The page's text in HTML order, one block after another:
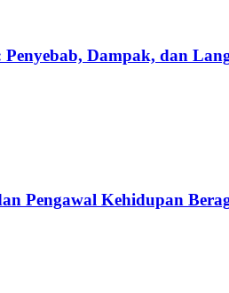
Dampak, dan
Pengawal Kehidupan